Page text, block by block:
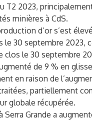
T2 2023,
minières à CdS.
d’or s’est
le 30 septembre 2023,
clos le 30 septembre
de 9 % en
en raison de
partiellement
globale récupérée.
Serra Grande a